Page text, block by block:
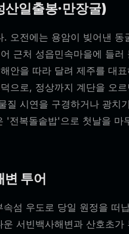
산일출봉·만장굴)
오전에는 용암이 빚어낸 동
근처 성읍민속마을에 들러
안을 따라 달려 제주를 대
으로, 정상까지 계단을 오
시연을 구경하거나 광치
전복돌솥밥'으로 첫날을 마
변 투어
섬 우도로 당일 원정을 떠
서빈백사해변과 산호초가